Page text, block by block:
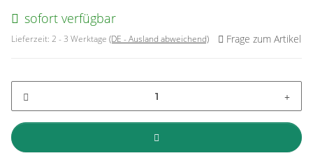
sofort verfügbar
Lieferzeit: 2 - 3 Werktage (DE - Ausland abweichend) Frage zum Artikel